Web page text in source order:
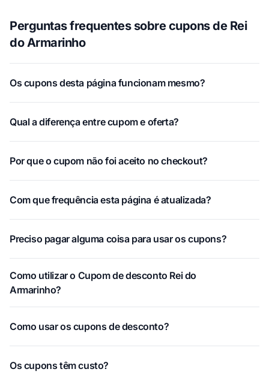
Perguntas frequentes sobre cupons de Rei
do Armarinho
Os cupons desta página funcionam mesmo?
Qual a diferença entre cupom e oferta?
Por que o cupom não foi aceito no checkout?
Com que frequência esta página é atualizada?
Preciso pagar alguma coisa para usar os cupons?
Como utilizar o Cupom de desconto Rei do
Armarinho?
Como usar os cupons de desconto?
Os cupons têm custo?